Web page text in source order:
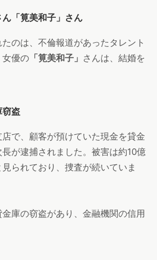
「筧美和子」さん
のは、不倫報道があったタレント
女優の 「筧美和子」 さんは、結婚を
窃盗
で、顧客が預けていた現金を貸金
が逮捕されました。被害は約10億
られており、捜査が続いていま
庫の窃盗があり、金融機関の信用